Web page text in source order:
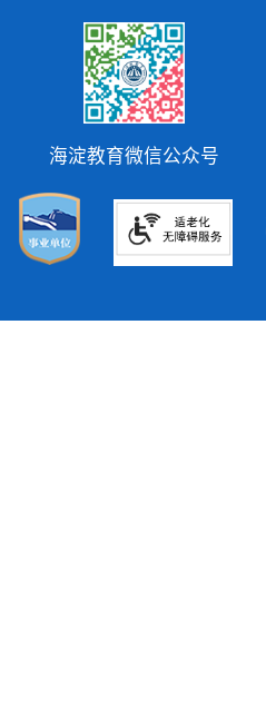
海淀教育微信公众号